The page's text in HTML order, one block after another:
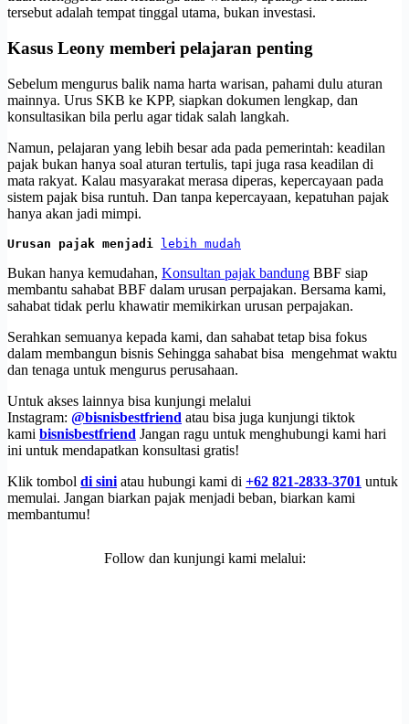
tersebut adalah tempat tinggal utama, bukan investasi.
Kasus Leony memberi pelajaran penting
Sebelum mengurus balik nama harta warisan, pahami dulu aturan
mainnya. Urus SKB ke KPP, siapkan dokumen lengkap, dan
konsultasikan bila perlu agar tidak salah langkah.
Namun, pelajaran yang lebih besar ada pada pemerintah: keadilan
pajak bukan hanya soal aturan tertulis, tapi juga rasa keadilan di
mata rakyat. Kalau masyarakat merasa diperas, kepercayaan pada
sistem pajak bisa runtuh. Dan tanpa kepercayaan, kepatuhan pajak
hanya akan jadi mimpi.
Urusan pajak menjadi lebih mudah
Bukan hanya kemudahan, Konsultan pajak bandung BBF siap
membantu sahabat BBF dalam urusan perpajakan. Bersama kami,
sahabat tidak perlu khawatir memikirkan urusan perpajakan.
Serahkan semuanya kepada kami, dan sahabat tetap bisa fokus
dalam membangun bisnis Sehingga sahabat bisa mengehmat waktu
dan tenaga untuk mengurus perusahaan.
Untuk akses lainnya bisa kunjungi melalui
Instagram: @bisnisbestfriend atau bisa juga kunjungi tiktok
kami bisnisbestfriend Jangan ragu untuk menghubungi kami hari
ini untuk mendapatkan konsultasi gratis!
Klik tombol di sini atau hubungi kami di +62 821-2833-3701 untuk
memulai. Jangan biarkan pajak menjadi beban, biarkan kami
membantumu!
Follow dan kunjungi kami melalui: